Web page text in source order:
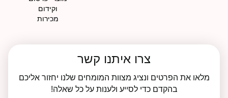
וקידום
מכירות
צרו איתנו קשר
מלאו את הפרטים ונציג מצוות המומחים שלנו יחזור אליכם
בהקדם כדי לסייע ולענות על כל שאלה!